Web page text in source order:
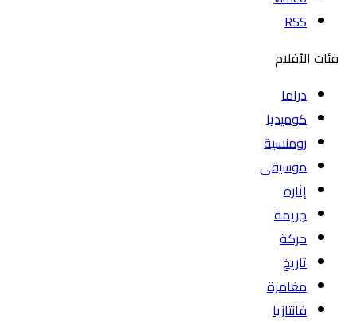
RSS
فئات الأفلام
دراما
كوميديا
رومنسية
موسيقى
إثارة
جريمة
حركة
تاريخ
مغامرة
فانتازيا